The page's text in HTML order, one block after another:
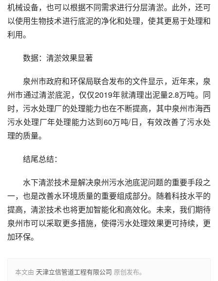
机械设备，也可以根据不同需求进行分层清淤。此外，还可
以使用生物技术进行底泥的净化和处理，使其更易于处理和
利用。
数据：清淤效果显著
泉州市政府和环保局联合发布的文件显示，近年来，泉
州市通过清淤底泥，仅仅2019年就清理出泥量2.8万吨。同
时，污水处理厂的处理能力也在不断提高，其中泉州市海西
污水处理厂年处理能力达到60万吨/日，有效改善了污水处
理的质量。
结尾总结：
水下清淤技术是解决泉州污水池底泥问题的重要手段之
一，也是改善水环境质量的重要组成部分。随着科技水平的
提高，清淤技术也将更加智能化和高效化。未来，我们期待
泉州市可以采取更多措施，使得污水处理效果更可持续，更
加环保。
本文由 天津立信管道工程有限公司 原创发布。